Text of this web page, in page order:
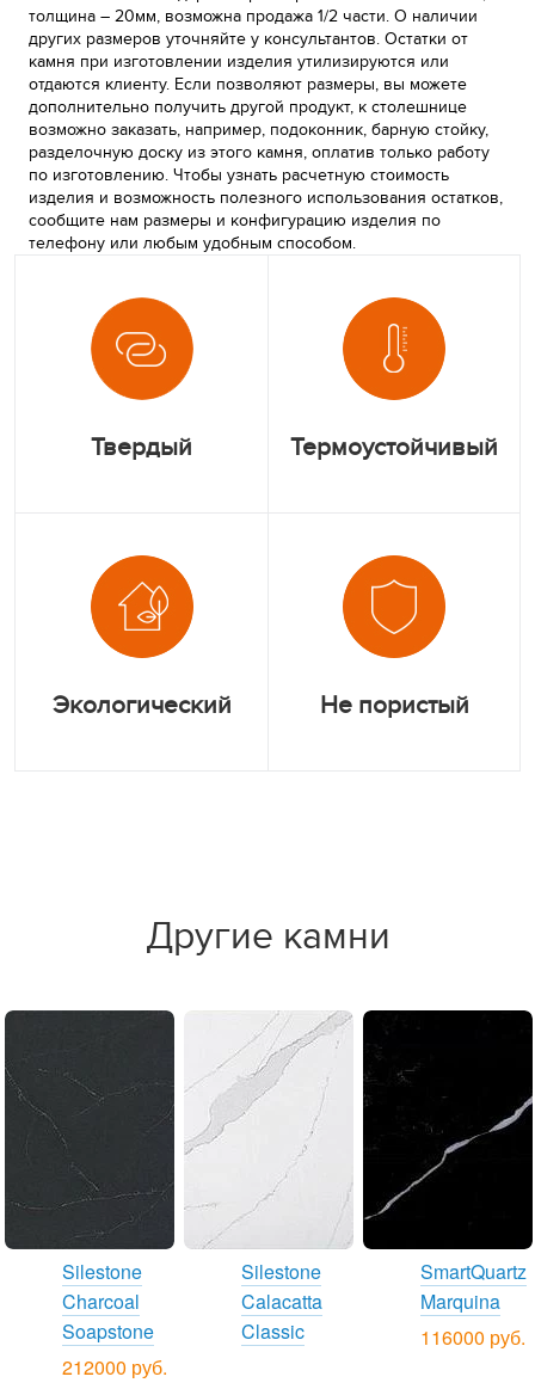
толщина – 20мм, возможна продажа 1/2 части. О наличии
других размеров уточняйте у консультантов. Остатки от
камня при изготовлении изделия утилизируются или
отдаются клиенту. Если позволяют размеры, вы можете
дополнительно получить другой продукт, к столешнице
возможно заказать, например, подоконник, барную стойку,
разделочную доску из этого камня, оплатив только работу
по изготовлению. Чтобы узнать расчетную стоимость
изделия и возможность полезного использования остатков,
сообщите нам размеры и конфигурацию изделия по
телефону или любым удобным способом.
Твердый Термоустойчивый
Экологический Не пористый
Другие камни
Silestone
Charcoal
Soapstone
212000 руб.
Silestone
Calacatta
Classic
SmartQuartz
Marquina
116000 руб.